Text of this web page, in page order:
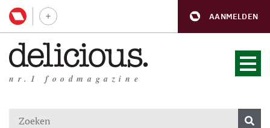
AANMELDEN
nr.1 foodmagazine